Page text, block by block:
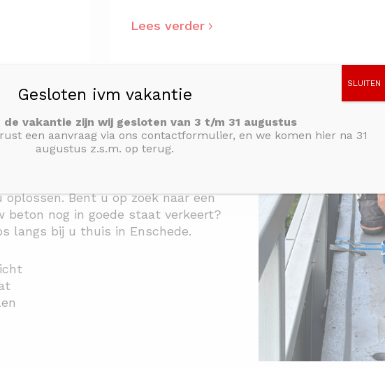
Lees verder
DOEN
belangrijk. We maken heldere
Door onze ruime ervaring
Bent u op zoek naar een
nog in goede staat verkeert?
langs bij u thuis in Enschede.
Gesloten ivm vakantie
de vakantie zijn wij gesloten van 3 t/m 31 augustus
een aanvraag via ons contactformulier, en we komen hier na 31
augustus z.s.m. op terug.
SLUITEN